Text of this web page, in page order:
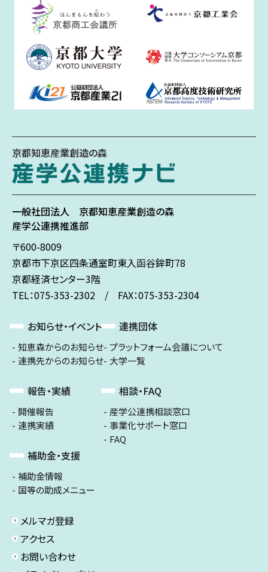
京都知恵産業創造の森
一般社団法人 京都知恵産業創造の森
産学公連携推進部
〒600-8009
京都市下京区四条通室町東入函谷鉾町78
京都経済センター3階
TEL：075-353-2302 / FAX：075-353-2304
お知らせ・イベント
知恵森からのお知らせ
連携先からのお知らせ
報告・実績
開催報告
連携実績
補助金・支援
補助金情報
国等の助成メニュー
連携団体
プラットフォーム会議について
大学一覧
相談・FAQ
産学公連携相談窓口
事業化サポート窓口
FAQ
メルマガ登録
アクセス
お問い合わせ